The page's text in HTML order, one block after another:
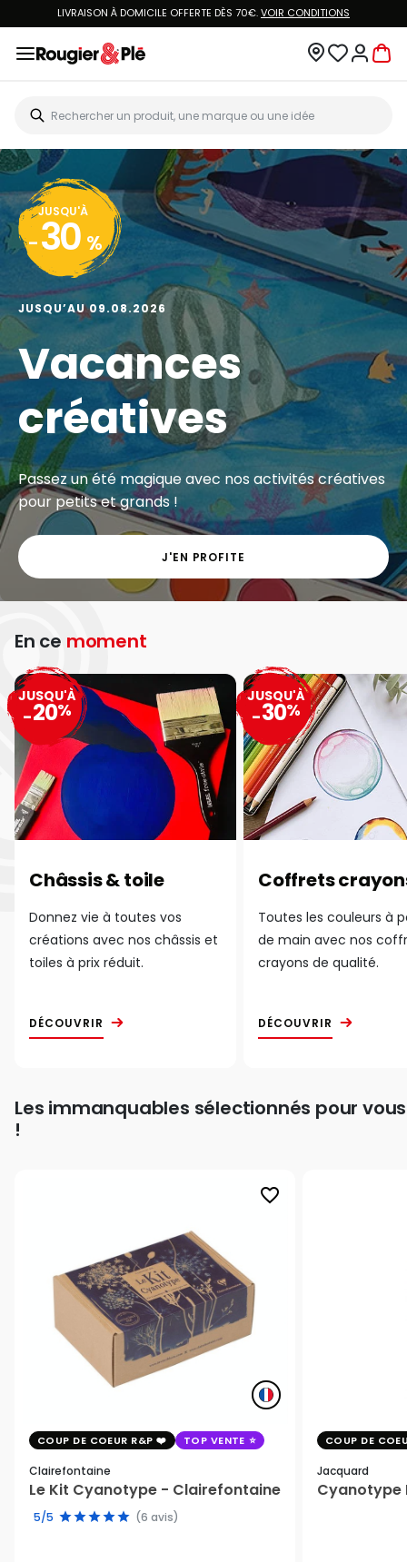
LIVRAISON À DOMICILE OFFERTE DÈS 70€.VOIR CONDITIONS
JUSQU'À
- 30 %
JUSQU’AU 09.08.2026
Vacances
créatives
Passez un été magique avec nos activités créatives
pour petits et grands !
J'EN PROFITE
En ce moment
Châssis & toile
Donnez vie à toutes vos
créations avec nos châssis et
toiles à prix réduit.
DÉCOUVRIR
JUSQU'À
-20%
Coffrets
Toutes les couleurs à
de main avec nos
crayons de qualité.
DÉCOUVRIR
JUSQU'À
-30%
Les immanquables sélectionnés pour vous
!
favorite_border
COUP DE COEUR R&P TOP VENTE
Clairefontaine
Le Kit Cyanotype - Clairefontaine
5/5 (6 avis)
COUP DE
Jacquard
Cyanotype